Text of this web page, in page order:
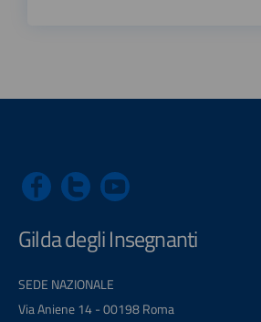
Gilda degli Insegnanti
SEDE NAZIONALE
Via Aniene 14 - 00198 Roma